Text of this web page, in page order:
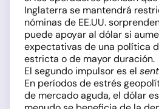
Inglaterra se mantendrá
nóminas de EE.UU.
puede apoyar al dólar si
expectativas de una política
estricta o de mayor duración.
El segundo impulsor es el
En períodos de estrés
de mercado aguda, el dólar